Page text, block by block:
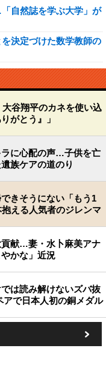
自然誌を学ぶ大学」が
決定づけた数学教師の
谷翔平のカネを使い込
がとう』」
に心配の声…子供を亡
族ケアの道のり
きそうにない「もう1
える人気者のジレンマ
献…妻・水卜麻美アナ
かな」近況
は読み解けないズバ抜
アで日本人初の銅メダル